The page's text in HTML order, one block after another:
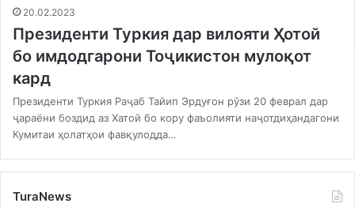
20.02.2023
Президенти Туркия дар вилояти Ҳотой
бо имдодгарони Тоҷикистон мулоқот
кард
Президенти Туркия Раҷаб Тайип Эрдуғон рӯзи 20 феврал дар
ҷараёни боздид аз Хатой бо кору фаъолияти наҷотдиҳандагони
Кумитаи ҳолатҳои фавқулодда…
TuraNews